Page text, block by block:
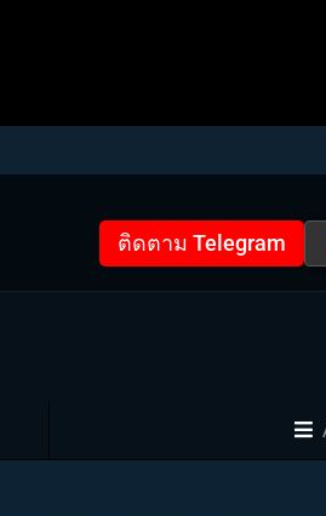
ติดตาม Telegram